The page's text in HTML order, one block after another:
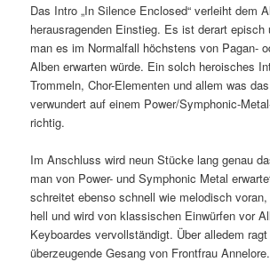
Das Intro „In Silence Enclosed“ verleiht dem
herausragenden Einstieg. Es ist derart episch
man es im Normalfall höchstens von Pagan-
Alben erwarten würde. Ein solch heroisches
Trommeln, Chor-Elementen und allem was
verwundert auf einem Power/Symphonic-
richtig.
Im Anschluss wird neun Stücke lang genau
man von Power- und Symphonic Metal
schreitet ebenso schnell wie melodisch
hell und wird von klassischen Einwürfen vor
Keyboardes vervollständigt. Über alledem
überzeugende Gesang von Frontfrau Annelore.